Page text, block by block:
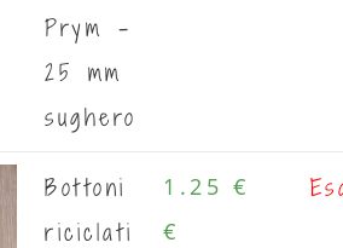
Prym -
25 mm
sughero
Bottoni
riciclati
1.25 €
€